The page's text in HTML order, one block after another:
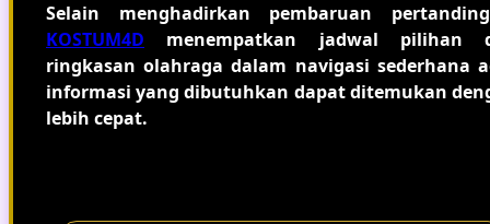
Selain menghadirkan pembaruan
KOSTUM4D menempatkan jadwal pilihan
ringkasan olahraga dalam navigasi sederhana
informasi yang dibutuhkan dapat ditemukan
lebih cepat.